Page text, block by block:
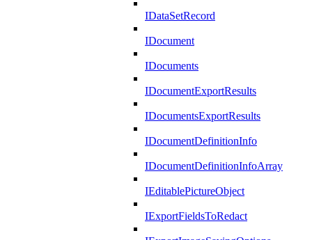
IDataSetRecord
IDocument
IDocuments
IDocumentExportResults
IDocumentsExportResults
IDocumentDefinitionInfo
IDocumentDefinitionInfoArray
IEditablePictureObject
IExportFieldsToRedact